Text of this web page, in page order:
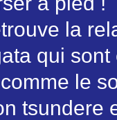
la
qui
le
tsundere